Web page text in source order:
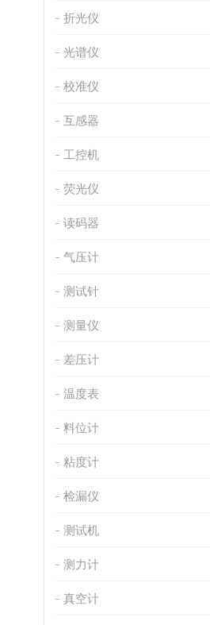
折光仪
光谱仪
校准仪
互感器
工控机
荧光仪
读码器
气压计
测试针
测量仪
差压计
温度表
料位计
粘度计
检漏仪
测试机
测力计
真空计